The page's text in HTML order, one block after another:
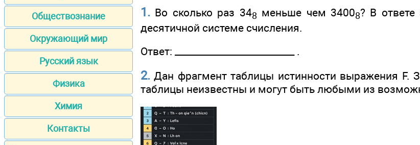
Обществознание
Окружающий мир
Русский язык
Физика
Химия
Контакты
1. Во сколько раз 348 меньше чем 34008? В ответе
десятичной системе счисления.
Ответ: __________________________ .
2. Дан фрагмент таблицы истинности выражения F.
таблицы неизвестны и могут быть любыми из